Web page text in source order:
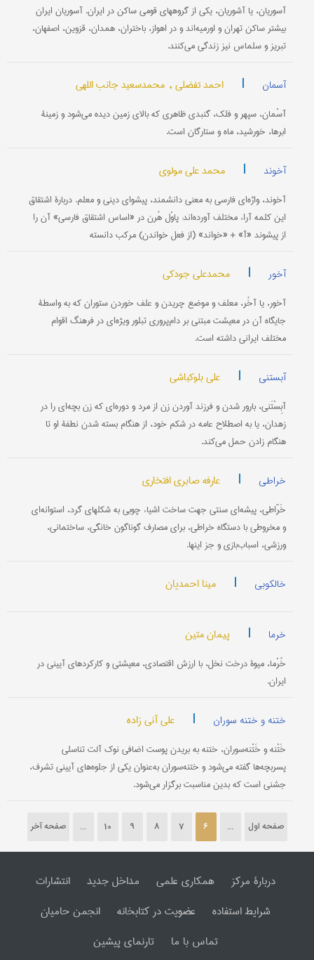
آسوریان، یا آشوریان، یکی از گروههای قومی ساکن در ایران. آسوریان ایران
بیشتر ساکن تهران و اورمیه‌اند و در اهواز، باختران، همدان، قزوین، اصفهان،
تبریز و سلماس نیز زندگی می‌کنند.
آسمان | احمد تفضلی , محمدسعید جانب اللهی
آسْمان، سپهر و فلک، گنبدی ظاهری که بالای زمین دیده می‌شود و زمینۀ
ابرها، خورشید، ماه و ستارگان است.
آخوند | محمد علی مولوی
آخوند، واژه‌ای فارسی به معنی دانشمند، پیشوای دینی و معلم. دربارۀ اشتقاق
این کلمه آراء مختلف آورده‌اند: پاوْل هُرن در «اساس اشتقاق فارسی» آن را
از پیشوند «آ» + «خواند» (از فعل خواندن) مرکب دانسته
آخور | محمدعلی جودکی
آخور، یا آخُر، معلف و موضع چریدن و علف خوردن ستوران که به واسطۀ
جایگاه آن در معیشت مبتنی بر دام‌‌پروری تبلور ویژه‌ای در فرهنگ اقوام
مختلف ایرانی داشته است.
آبستنی | علی بلوکباشی
آبِسْتَنی، بارور شدن و فرزند آوردن زن از مرد و دوره‌ای که زن بچه‌ای را در
زهدان، یا به اصطلاح عامه در شکم خود، از هنگام بسته شدن نطفۀ او تا
هنگام زادن حمل می‌کند.
خراطی | عارفه صابری افتخاری
خَرّاطی، پیشه‌ای سنتی جهت ساخت اشیاء چوبی به شکلهای گرد، استوانه‌ای
و مخروطی با دستگاه خراطی، برای مصارف گوناگون خانگی، ساختمانی،
ورزشی، اسباب‌بازی و جز اینها.
خالکوبی | مینا احمدیان
خرما | پیمان متین
خُرْما، میوۀ درخت نخل، با ارزش اقتصادی، معیشتی و کارکردهای آیینی در
ایران.
ختنه و ختنه سوران | علی آنی زاده
خَتْنه و خَتْنه‌سوران، ختنه به بریدن پوست اضافی نوک آلت تناسلی
پسربچه‌ها گفته می‌شود و ختنه‌سوران به‌عنوان یکی از جلوه‌های آیینی تشرف،
جشنی است که بدین مناسبت برگزار می‌شود.
صفحه اول ...
6
7
8
9
10
... صفحه آخر
دربارۀ مرکز همکاری علمی مداخل جدید
انتشارات
شرایط استفاده
عضویت در کتابخانه
انجمن حامیان
تماس با ما
تارنمای پیشین